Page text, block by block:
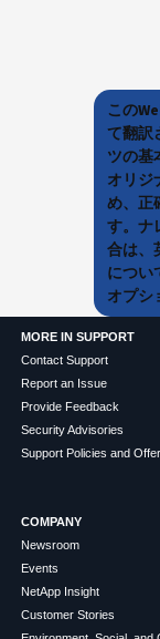
この
て翻訳
ツの基
オリジ
め、正
す。ナ
合は、
につい
オプシ
MORE IN SUPPORT
Contact Support
Report an Issue
Provide Feedback
Security Advisories
Support Policies and
COMPANY
Newsroom
Events
NetApp Insight
Customer Stories